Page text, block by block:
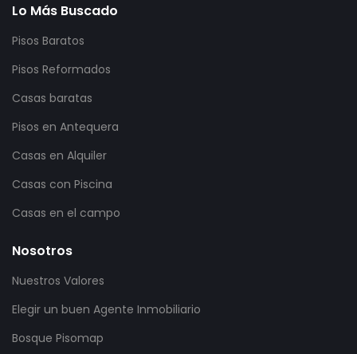
Lo Más Buscado
Pisos Baratos
Pisos Reformados
Casas baratas
Pisos en Antequera
Casas en Alquiler
Casas con Piscina
Casas en el campo
Nosotros
Nuestros Valores
Elegir un buen Agente Inmobiliario
Bosque Pisomap